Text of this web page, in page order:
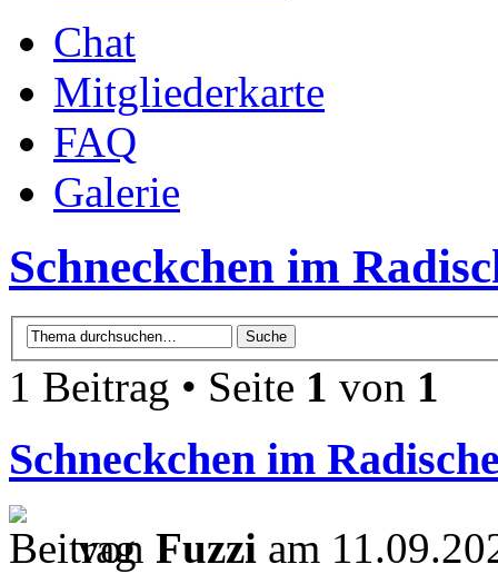
Chat
Mitgliederkarte
FAQ
Galerie
Schneckchen im
1 Beitrag • Seite 1 von 1
Schneckchen im
von Fuzzi am